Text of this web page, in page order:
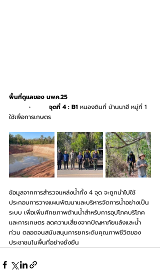
พื้นที่ดูแลของ นพค.25
จุดที่ 4 : B1 หนองดินกี่ บ้านนาฮี หมู่ที่ 1
ใช้เพื่อการเกษตร
ข้อมูลจากการสำรวจแหล่งน้ำทั้ง 4 จุด จะถูกนำไปใช้
ประกอบการวางแผนพัฒนาและบริหารจัดการน้ำอย่างเป็น
ระบบ เพื่อเพิ่มศักยภาพด้านน้ำสำหรับการอุปโภคบริโภค
และการเกษตร ลดความเสี่ยงจากปัญหาภัยแล้งและน้ำ
ท่วม ตลอดจนสนับสนุนการยกระดับคุณภาพชีวิตของ
ประชาชนในพื้นที่อย่างยั่งยืน